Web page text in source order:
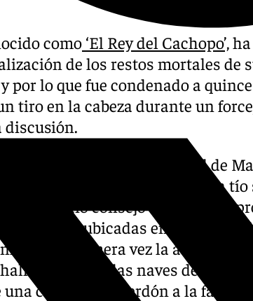
como ‘El Rey del Cachopo’,
de los restos mortales de
y por lo que fue condenado a
tiro en la cabeza durante un
discusión.
a la Audiencia Provincial de
él quien la descuartizó, sino un
quién pidió consejo cuando
sus naves ubicadas en el distrito
por primera vez la autoría
halló en una de las naves del
una carta, pidió perdón a la familia.